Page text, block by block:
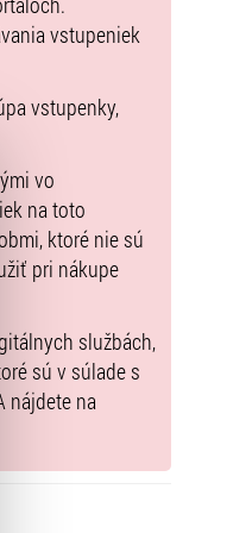
vstupeniek
vstupenky,
vo
na toto
ktoré nie sú
pri nákupe
službách,
sú v súlade s
nájdete na